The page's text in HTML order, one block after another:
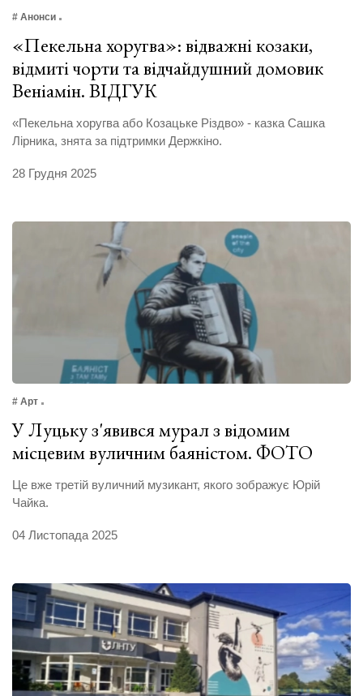
# Анонси
«Пекельна хоругва»: відважні козаки,
відмиті чорти та відчайдушний домовик
Веніамін. ВІДГУК
«Пекельна хоругва або Козацьке Різдво» - казка Сашка
Лірника, знята за підтримки Держкіно.
28 Грудня 2025
# Арт
У Луцьку з'явився мурал з відомим
місцевим вуличним баяністом. ФОТО
Це вже третій вуличний музикант, якого зображує Юрій
Чайка.
04 Листопада 2025